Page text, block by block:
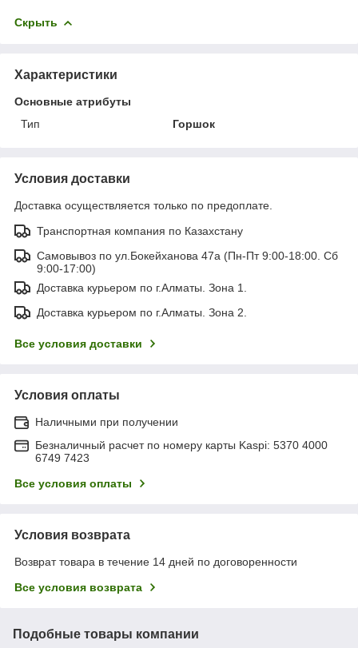
Скрыть
Характеристики
Основные атрибуты
Тип
Горшок
Условия доставки
Доставка осуществляется только по предоплате.
Транспортная компания по Казахстану
Самовывоз по ул.Бокейханова 47а (Пн-Пт 9:00-18:00. Сб
9:00-17:00)
Доставка курьером по г.Алматы. Зона 1.
Доставка курьером по г.Алматы. Зона 2.
Все условия доставки
Условия оплаты
Наличными при получении
Безналичный расчет по номеру карты Kaspi: 5370 4000
6749 7423
Все условия оплаты
Условия возврата
Возврат товара в течение 14 дней по договоренности
Все условия возврата
Подобные товары компании